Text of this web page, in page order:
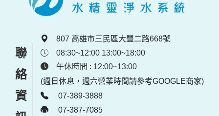
聯絡資訊
807 高雄市三民區大豐二路668號
08:30~12:00 13:00~18:00
午休時間 : 12:00~13:00
(週日休息，週六營業時間請參考GOOGLE商家)
07-389-3888
07-387-7085